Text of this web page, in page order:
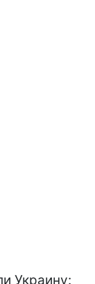
Украину: